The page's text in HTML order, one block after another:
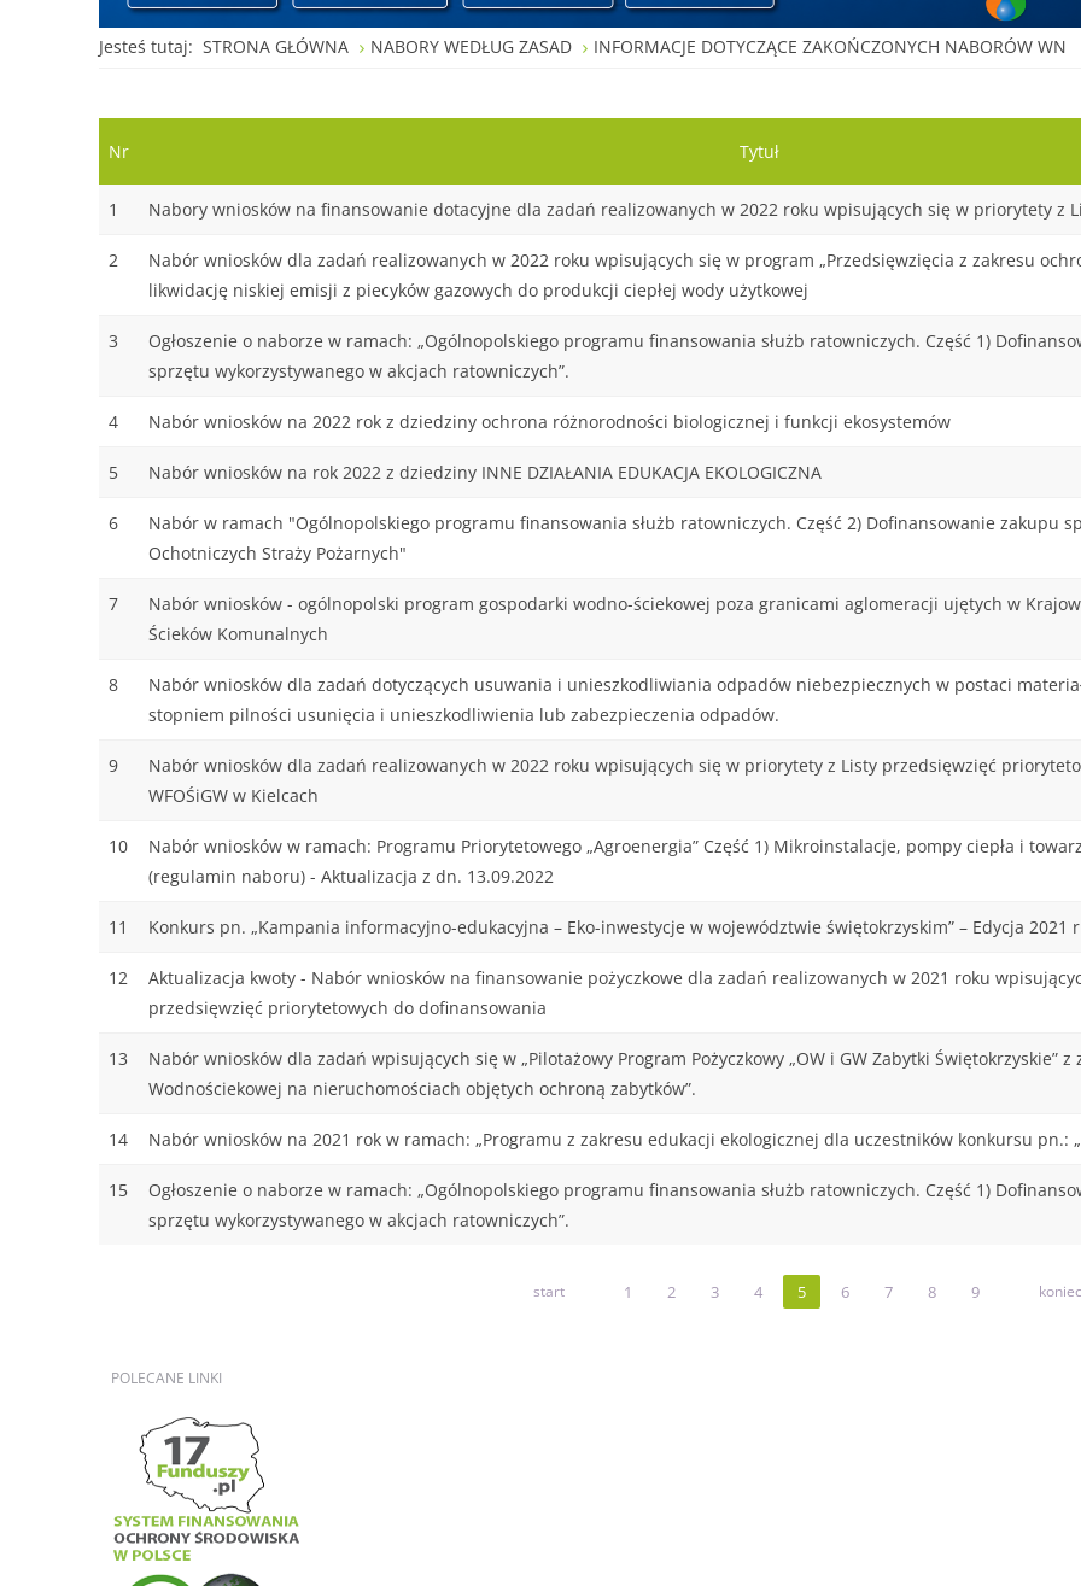
Jesteś tutaj: STRONA GŁÓWNA NABORY WEDŁUG ZASAD INFORMACJE DOTYCZĄCE ZAKOŃCZONYCH NABORÓW WN
Nr Tytuł
1 Nabory wniosków na finansowanie dotacyjne dla zadań realizowanych w 2022 roku wpisujących się w priorytety z
2
Nabór wniosków dla zadań realizowanych w 2022 roku wpisujących się w program „Przedsięwzięcia z zakresu
likwidację niskiej emisji z piecyków gazowych do produkcji ciepłej wody użytkowej
3
Ogłoszenie o naborze w ramach: „Ogólnopolskiego programu finansowania służb ratowniczych. Część 1)
sprzętu wykorzystywanego w akcjach ratowniczych”.
4 Nabór wniosków na 2022 rok z dziedziny ochrona różnorodności biologicznej i funkcji ekosystemów
5 Nabór wniosków na rok 2022 z dziedziny INNE DZIAŁANIA EDUKACJA EKOLOGICZNA
6
Nabór w ramach "Ogólnopolskiego programu finansowania służb ratowniczych. Część 2) Dofinansowanie zakupu
Ochotniczych Straży Pożarnych"
7
Nabór wniosków - ogólnopolski program gospodarki wodno-ściekowej poza granicami aglomeracji ujętych w
Ścieków Komunalnych
8
Nabór wniosków dla zadań dotyczących usuwania i unieszkodliwiania odpadów niebezpiecznych w postaci
stopniem pilności usunięcia i unieszkodliwienia lub zabezpieczenia odpadów.
9
Nabór wniosków dla zadań realizowanych w 2022 roku wpisujących się w priorytety z Listy przedsięwzięć
WFOŚiGW w Kielcach
10
Nabór wniosków w ramach: Programu Priorytetowego „Agroenergia” Część 1) Mikroinstalacje, pompy ciepła i
(regulamin naboru) - Aktualizacja z dn. 13.09.2022
11 Konkurs pn. „Kampania informacyjno-edukacyjna – Eko-inwestycje w województwie świętokrzyskim” – Edycja 2021
12
Aktualizacja kwoty - Nabór wniosków na finansowanie pożyczkowe dla zadań realizowanych w 2021 roku
przedsięwzięć priorytetowych do dofinansowania
13
Nabór wniosków dla zadań wpisujących się w „Pilotażowy Program Pożyczkowy „OW i GW Zabytki Świętokrzyskie”
Wodnościekowej na nieruchomościach objętych ochroną zabytków”.
14 Nabór wniosków na 2021 rok w ramach: „Programu z zakresu edukacji ekologicznej dla uczestników konkursu pn.:
15
Ogłoszenie o naborze w ramach: „Ogólnopolskiego programu finansowania służb ratowniczych. Część 1)
sprzętu wykorzystywanego w akcjach ratowniczych”.
start 1 2 3 4 5 6 7 8 9 koniec
POLECANE LINKI